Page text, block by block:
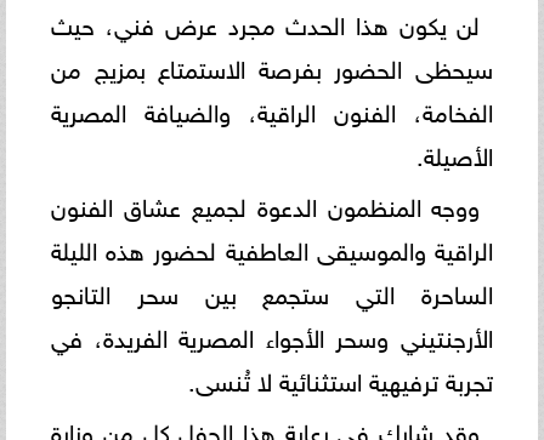
لن يكون هذا الحدث مجرد عرض فني، حيث
سيحظى الحضور بفرصة الاستمتاع بمزيج من
الفخامة، الفنون الراقية، والضيافة المصرية
الأصيلة.
ووجه المنظمون الدعوة لجميع عشاق الفنون
الراقية والموسيقى العاطفية لحضور هذه الليلة
الساحرة التي ستجمع بين سحر التانجو
الأرجنتيني وسحر الأجواء المصرية الفريدة، في
تجربة ترفيهية استثنائية لا تُنسى.
وقد شارك في رعاية هذا الحفل كل من وزارة